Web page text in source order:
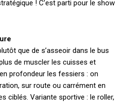
! C’est parti pour le show
que de s’asseoir dans le bus
de muscler les cuisses et
profondeur les fessiers : on
sur route ou carrément en
ciblés. Variante sportive : le roller,